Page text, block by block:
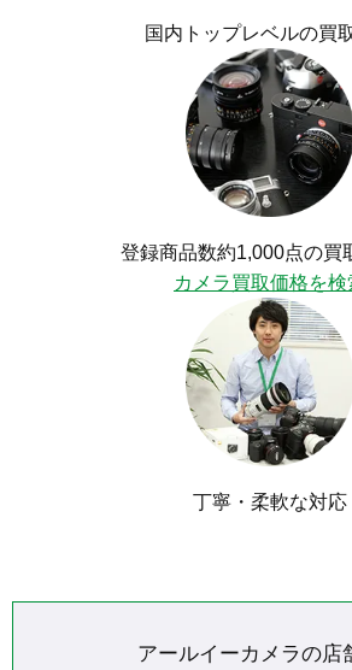
国内トップレベルの買
登録商品数約1,000点の買
カメラ買取価格を検
丁寧・柔軟な対応
アールイーカメラの店